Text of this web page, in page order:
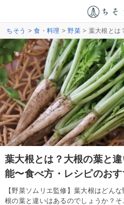
ちそう >食・料理 >野菜> 葉大根とは
葉大根とは？大根の葉と
能〜食べ方・レシピのおす
【野菜ソムリエ監修】葉大根はどん
根の葉と違いはあるのでしょうか？